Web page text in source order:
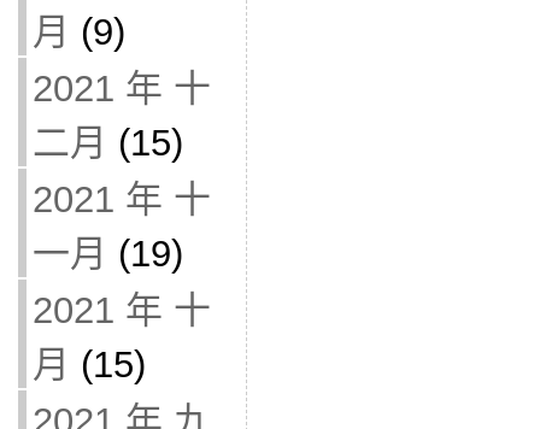
月 (9)
2021 年 十
二月 (15)
2021 年 十
一月 (19)
2021 年 十
月 (15)